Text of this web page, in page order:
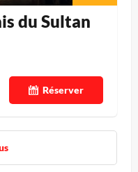
du Sultan
Réserver